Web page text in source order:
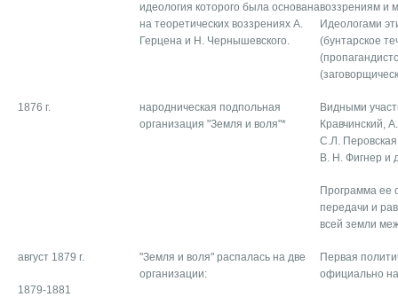
идеология которого была основана
на теоретических воззрениях А.
Герцена и Н. Чернышевского.
воззрениям и
Идеологами
(бунтарское
1876 г.
народническая подпольная
организация "Земля и воля"*
Видными
Кравчинский,
С.Л.
B. H. Фигнер и
Программа ее
передачи и
всей земли
август 1879 г.
1879-1881
"Земля и воля" распалась на две
организации:
Первая
официально